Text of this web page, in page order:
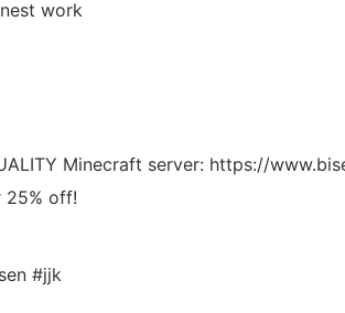
work
Minecraft server: https://
25% off!
#jjk